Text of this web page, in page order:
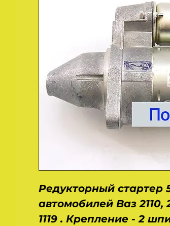
Редукторный стартер
автомобилей Ваз 2110,
1119 . Крепление - 2